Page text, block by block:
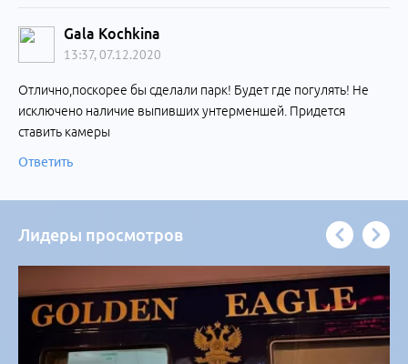
Gala Kochkina
13:37, 07.12.2020
Отлично,поскорее бы сделали парк! Будет где погулять! Не
исключено наличие выпивших унтерменшей. Придется
ставить камеры
Ответить
Лидеры просмотров